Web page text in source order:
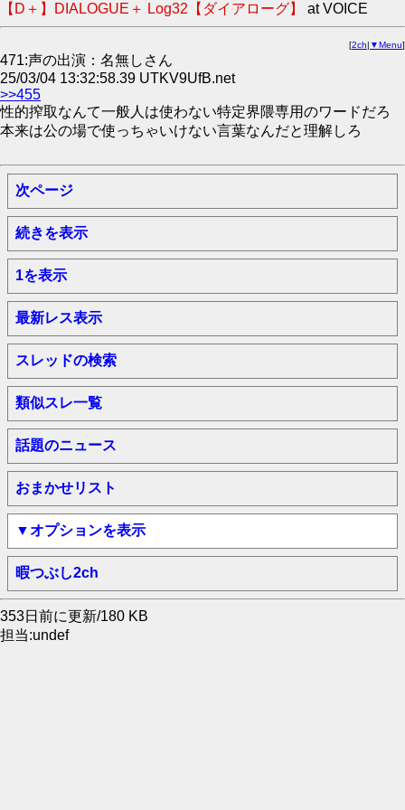
【D＋】DIALOGUE＋ Log32【ダイアローグ】 at VOICE
[2ch| ▼Menu]
471:声の出演：名無しさん
25/03/04 13:32:58.39 UTKV9UfB.net
>>455
性的搾取なんて一般人は使わない特定界隈専用のワードだろ
本来は公の場で使っちゃいけない言葉なんだと理解しろ
次ページ
続きを表示
1を表示
最新レス表示
スレッドの検索
類似スレ一覧
話題のニュース
おまかせリスト
▼オプションを表示
暇つぶし2ch
353日前に更新/180 KB
担当:undef